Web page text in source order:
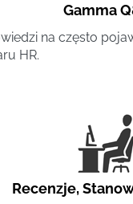
Gamma
na często
HR.
Recenzje,